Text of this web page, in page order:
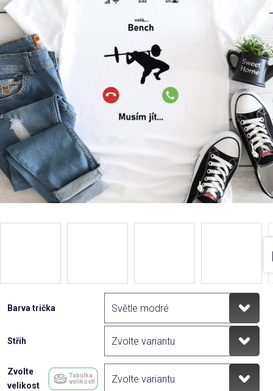
Oblečení
Přihlášení
Barva trička
Střih
Zvolte
velikost
Tabulka
velikostí